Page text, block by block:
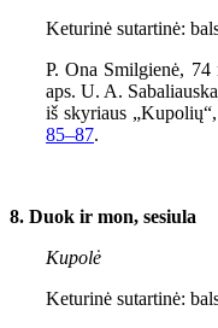
Keturinė sutartinė:
P. Ona Smilgienė,
aps. U. A.
iš skyriaus
85–87.
8. Duok ir mon, sesiula
Kupolė
Keturinė sutartinė: